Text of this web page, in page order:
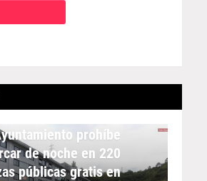
prohíbe
de noche en 220
públicas gratis en